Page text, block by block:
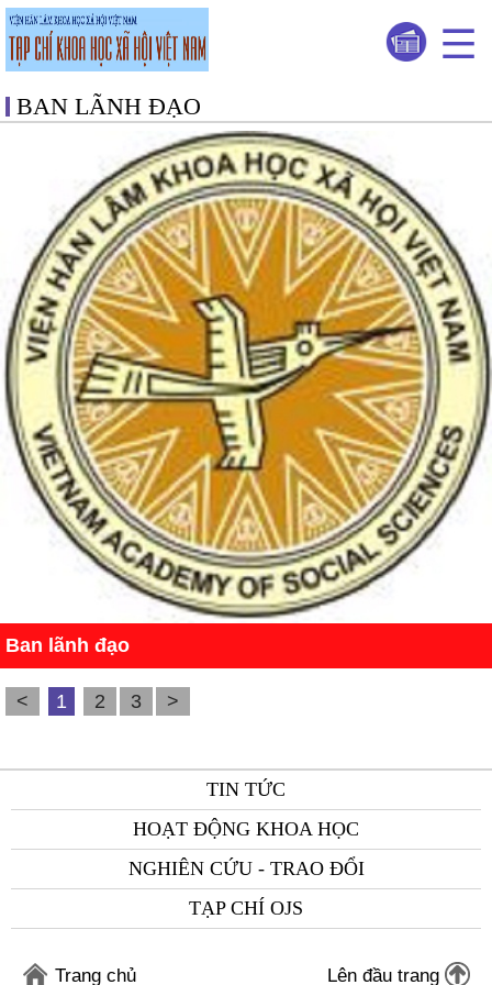
BAN LÃNH ĐẠO
Ban lãnh đạo
< 1 2 3 >
TIN TỨC
HOẠT ĐỘNG KHOA HỌC
NGHIÊN CỨU - TRAO ĐỔI
TẠP CHÍ OJS
Trang chủ Lên đầu trang